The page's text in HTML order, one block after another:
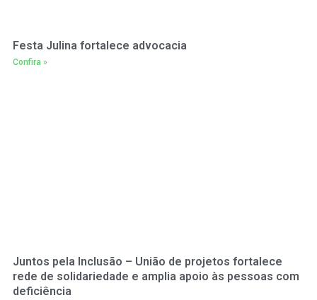
Festa Julina fortalece advocacia
Confira »
Juntos pela Inclusão – União de projetos fortalece
rede de solidariedade e amplia apoio às pessoas com
deficiência